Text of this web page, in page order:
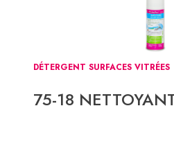
DÉTERGENT SURFACES VITRÉES
75-18